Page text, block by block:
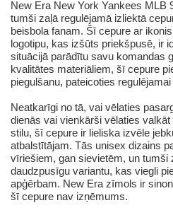
New Era New York Yankees MLB
tumši zaļā regulējamā izliektā
beisbola fanam. Šī cepure ar
logotipu, kas izšūts priekšpusē, ir
situācijā parādītu savu komandas
kvalitātes materiāliem, šī cepure
piegulšanu, pateicoties
Neatkarīgi no tā, vai vēlaties
dienās vai vienkārši vēlaties
stilu, šī cepure ir lieliska izvēle
atbalstītājam. Tās unisex dizains
vīriešiem, gan sievietēm, un tumši
daudzpusīgu variantu, kas viegli
apģērbam. New Era zīmols ir
šī cepure nav izņēmums.